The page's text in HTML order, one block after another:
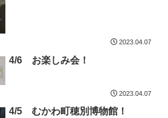
2023.04.07
4/6 お楽しみ会！
2023.04.07
4/5 むかわ町穂別博物館！